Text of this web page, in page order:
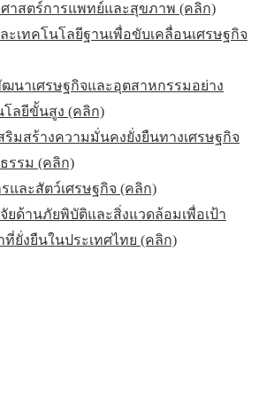
ศาสตร์การแพทย์และสุขภาพ (คลิก)
ะเทคโนโลยีฐานเพื่อขับเคลื่อนเศรษฐกิจ
นาเศรษฐกิจและอุตสาหกรรมอย่าง
โลยีขั้นสูง (คลิก)
ริมสร้างความมั่นคงยั่งยืนทางเศรษฐกิจ
รรม (คลิก)
และสัตว์เศรษฐกิจ (คลิก)
ยด้านภัยพิบัติและสิ่งแวดล้อมเพื่อเป้า
ยั่งยืนในประเทศไทย (คลิก)